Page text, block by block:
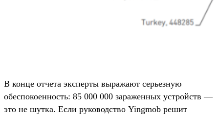
В конце отчета эксперты выражают серьезную
обеспокоенность: 85 000 000 зараженных устройств —
это не шутка. Если руководство Yingmob решит